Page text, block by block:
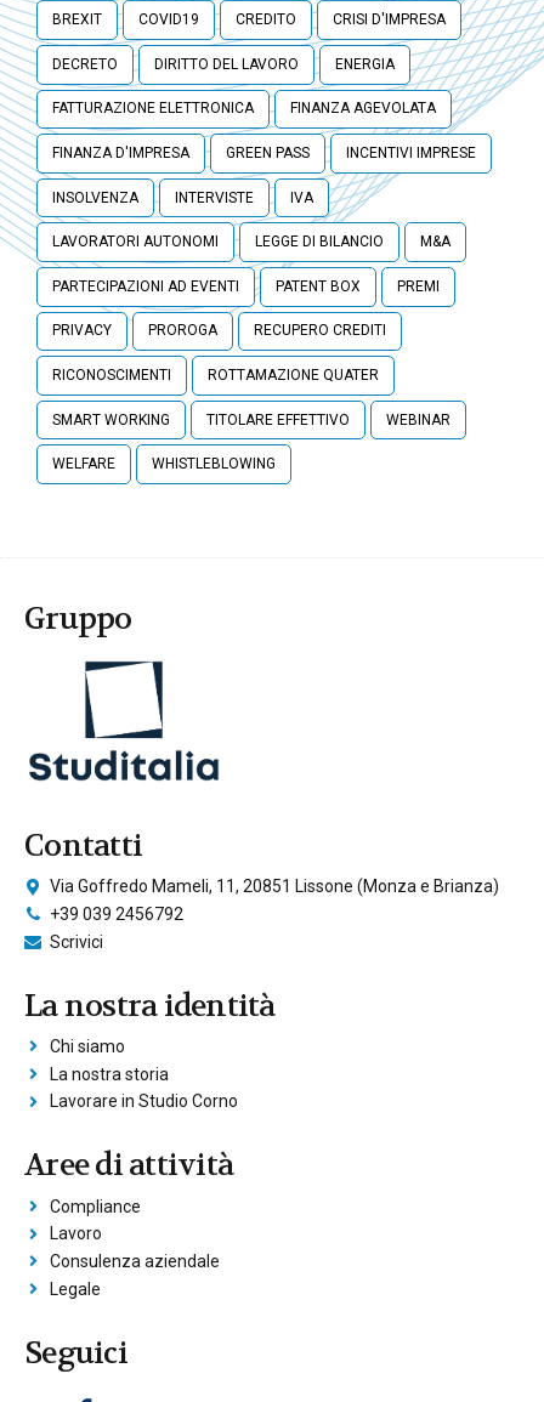
BREXIT COVID19 CREDITO CRISI D'IMPRESA
DECRETO DIRITTO DEL LAVORO ENERGIA
FATTURAZIONE ELETTRONICA FINANZA AGEVOLATA
FINANZA D'IMPRESA GREEN PASS INCENTIVI IMPRESE
INSOLVENZA INTERVISTE IVA
LAVORATORI AUTONOMI LEGGE DI BILANCIO M&A
PARTECIPAZIONI AD EVENTI PATENT BOX PREMI
PRIVACY PROROGA RECUPERO CREDITI
RICONOSCIMENTI ROTTAMAZIONE QUATER
SMART WORKING TITOLARE EFFETTIVO WEBINAR
WELFARE WHISTLEBLOWING
Gruppo
Contatti
Via Goffredo Mameli, 11, 20851 Lissone (Monza e Brianza)
+39 039 2456792
Scrivici
La nostra identità
Chi siamo
La nostra storia
Lavorare in Studio Corno
Aree di attività
Compliance
Lavoro
Consulenza aziendale
Legale
Seguici